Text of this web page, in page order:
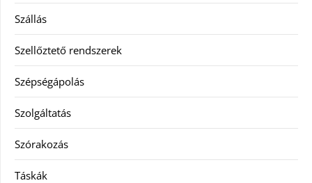
Szállás
Szellőztető rendszerek
Szépségápolás
Szolgáltatás
Szórakozás
Táskák